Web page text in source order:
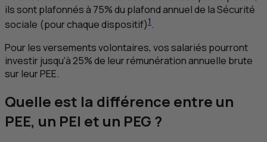
ils sont plafonnés à 75% du plafond annuel de la Sécurité
sociale (pour chaque dispositif)1.
Pour les versements volontaires, vos salariés pourront
investir jusqu'à 25% de leur rémunération annuelle brute
sur leurPEE.
Quelle est la différence entre un
PEE, un PEI et un PEG ?